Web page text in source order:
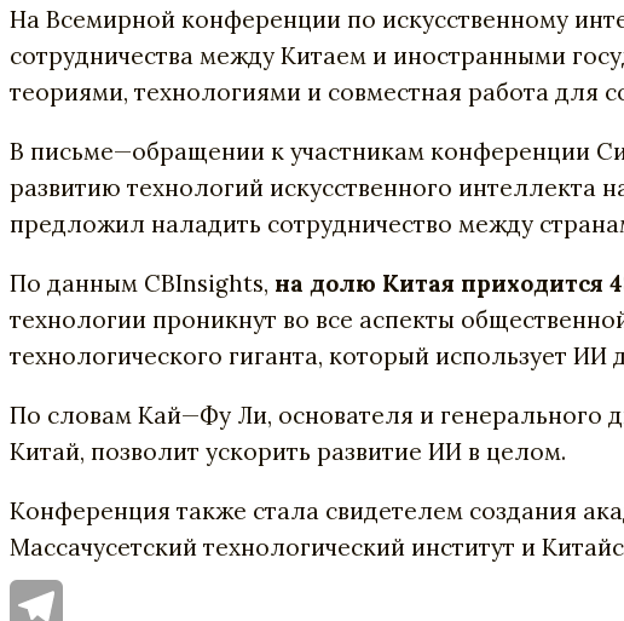
На Всемирной конференции по искусственному
сотрудничества между Китаем и иностранными
теориями, технологиями и совместная работа для
В письме—обращении к участникам конференции
развитию технологий искусственного интеллекта
предложил наладить сотрудничество между
По данным CBInsights, на долю Китая приходится
технологии проникнут во все аспекты
технологического гиганта, который использует ИИ
По словам Кай—Фу Ли, основателя и генерального
Китай, позволит ускорить развитие ИИ в целом.
Конференция также стала свидетелем создания
Массачусетский технологический институт и